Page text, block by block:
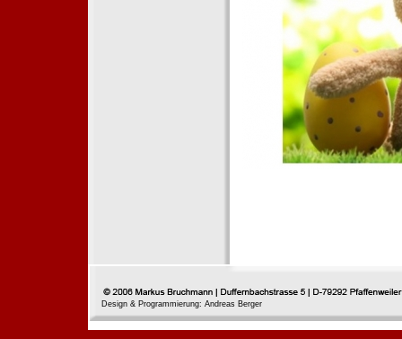
Design & Programmierung: Andreas Berger